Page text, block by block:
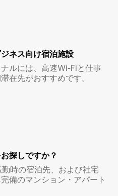
ネ⁠ス⁠向⁠け宿⁠泊⁠施⁠設
ルには、高速Wi-Fiと仕事
在先がおすすめです。
探しですか？
時の宿泊先、および社宅
備のマンション・アパート